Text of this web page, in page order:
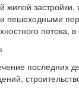
жилой
потока,
последних